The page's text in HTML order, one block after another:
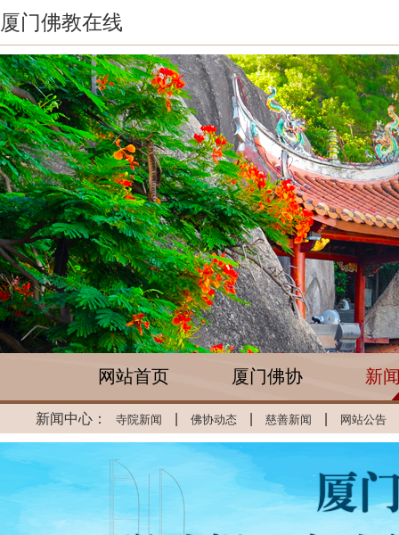
厦门佛教在线
网站首页 厦门佛协 新
新闻中心： 寺院新闻 佛协动态 慈善新闻 网站公告